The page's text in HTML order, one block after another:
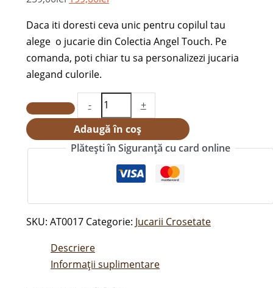
Daca iti doresti ceva unic pentru copilul tau
alege o jucarie din Colectia Angel Touch. Pe
comanda, poti chiar tu sa personalizezi jucaria
alegand culorile.
-
+
Adaugă în coș
Plătești în Siguranță cu card online
SKU: AT0017 Categorie: Jucarii Crosetate
Descriere
Informații suplimentare